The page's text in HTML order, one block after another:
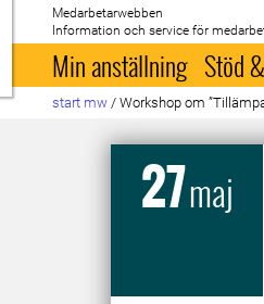
Till startsida
Medarbetarwebben
Information och service för
Min anställning Stöd
start mw / Workshop om
27maj